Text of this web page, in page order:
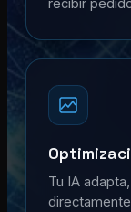
recibir
Tu IA